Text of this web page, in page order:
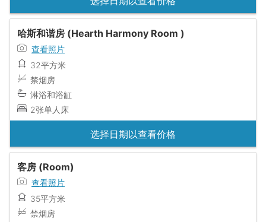
哈斯和谐房 (Hearth Harmony Room )
查看照片
32平方米
禁烟房
淋浴和浴缸
2张单人床
选择日期以查看价格
客房 (Room)
查看照片
35平方米
禁烟房